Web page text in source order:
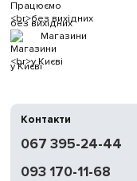
без вихідних
Магазини
у Києві
Контакти
067 395-24-44
093 170-11-68